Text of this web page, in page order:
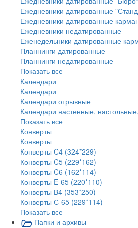
Ежедневники датированные
Ежедневники датированные
Ежедневники недатированные
Еженедельники датированные
Планнинги датированные
Планнинги недатированные
Показать все
Календари
Календари
Календари отрывные
Календари настенные,
Показать все
Конверты
Конверты
Конверты C4 (324*229)
Конверты C5 (229*162)
Конверты C6 (162*114)
Конверты E-65 (220*110)
Конверты В4 (353*250)
Конверты С-65 (229*114)
Показать все
Папки и архивы